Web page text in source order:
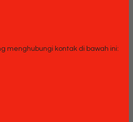
menghubungi kontak di bawah ini: